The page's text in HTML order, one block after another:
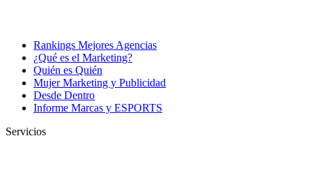
Rankings Mejores Agencias
¿Qué es el Marketing?
Quién es Quién
Mujer Marketing y Publicidad
Desde Dentro
Informe Marcas y ESPORTS
Servicios